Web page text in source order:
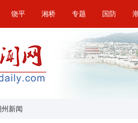
饶平 湘桥 专题 国防
州新闻